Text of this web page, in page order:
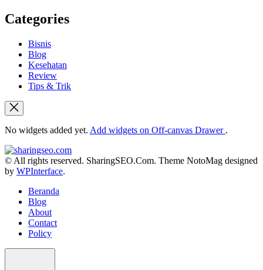
Categories
Bisnis
Blog
Kesehatan
Review
Tips & Trik
No widgets added yet. Add widgets on Off-canvas Drawer .
sharingseo.com
© All rights reserved. SharingSEO.Com. Theme NotoMag designed
by WPInterface.
Beranda
Blog
About
Contact
Policy